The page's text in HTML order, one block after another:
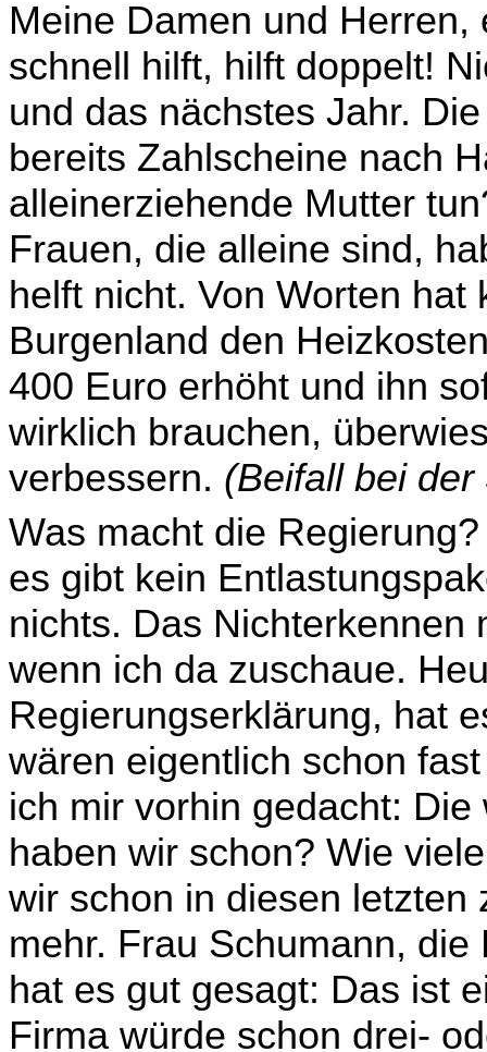
Meine Damen und
schnell hilft, hilft doppelt!
und das nächstes Jahr.
bereits Zahlscheine nach
alleinerziehende Mutter
Frauen, die alleine sind,
helft nicht. Von Worten
Burgenland den
400 Euro erhöht und ihn
wirklich brauchen,
verbessern. (Beifall bei der
Was macht die
es gibt kein
nichts. Das Nichterkennen
wenn ich da zuschaue.
Regierungserklärung, hat
wären eigentlich schon
ich mir vorhin gedacht:
haben wir schon? Wie
wir schon in diesen
mehr. Frau Schumann,
hat es gut gesagt: Das ist
Firma würde schon drei-